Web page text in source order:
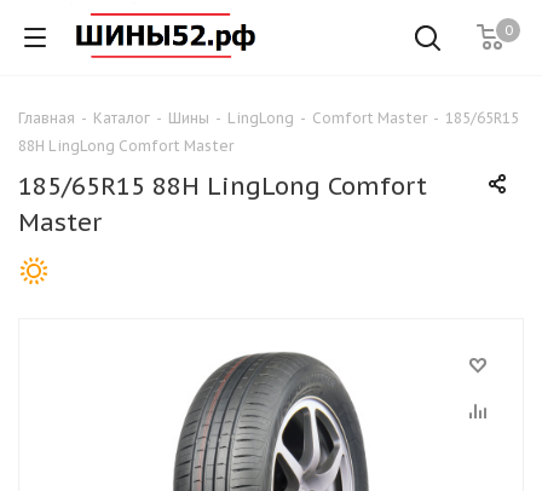
0
Главная - Каталог - Шины - LingLong - Comfort Master - 185/65R15
88H LingLong Comfort Master
185/65R15 88H LingLong Comfort
Master